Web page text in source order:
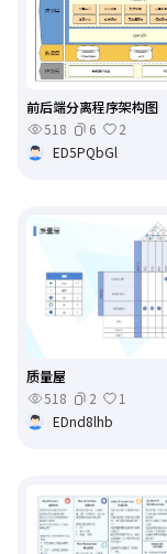
前后端分离程序架构图
518
6
2
ED5PQbGl
质量屋
518
2
1
EDnd8lhb